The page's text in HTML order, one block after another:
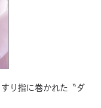
り指に巻かれた〝ダ